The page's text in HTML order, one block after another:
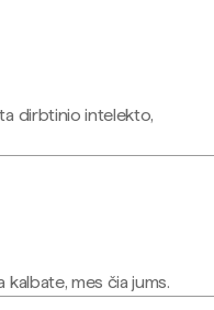
dirbtinio intelekto,
mes čia jums.